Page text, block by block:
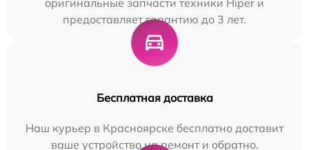
предоставляет гарантию до 3 лет.
Бесплатная доставка
Наш курьер в Красноярске бесплатно доставит
ваше устройство на ремонт и обратно.